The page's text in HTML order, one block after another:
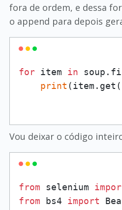
fora de ordem, e dessa
o append para depois
for item in
print (item.get(
Vou deixar o código
from selenium
from bs4 import